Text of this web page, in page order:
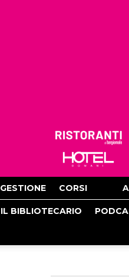
GESTIONE CORSI
IL BIBLIOTECARIO